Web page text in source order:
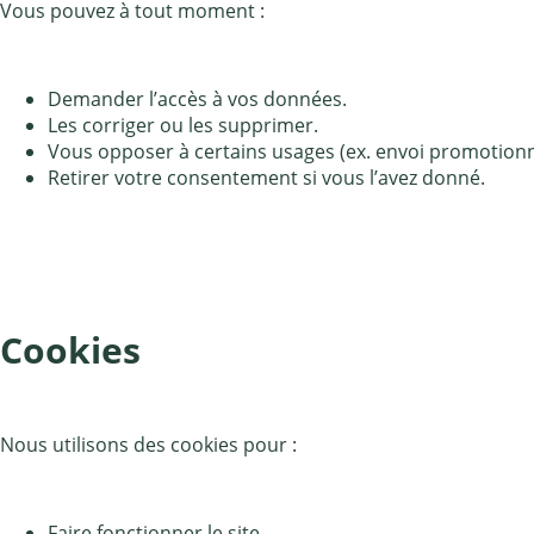
Vous pouvez à tout moment :
Demander l’accès à vos données.
Les corriger ou les supprimer.
Vous opposer à certains usages (ex. envoi
Retirer votre consentement si vous l’avez donné.
Cookies
Nous utilisons des cookies pour :